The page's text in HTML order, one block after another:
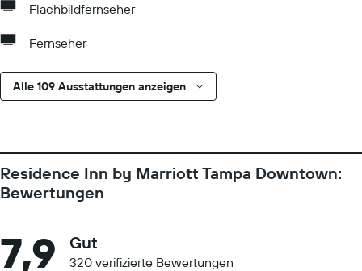
Flachbildfernseher
Fernseher
Alle 109 Ausstattungen anzeigen
Residence Inn by Marriott Tampa Downtown:
Bewertungen
7,9 Gut
320 verifizierte Bewertungen